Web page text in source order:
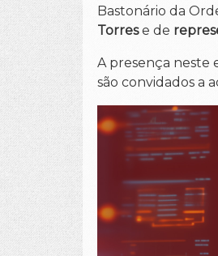
Bastonário da
Torrese de
A presença neste
são convidados a